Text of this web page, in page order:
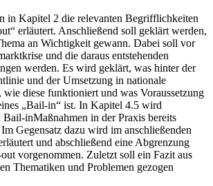
in Kapitel 2 die relevanten Begrifflichkeiten
erläutert. Anschließend soll geklärt werden,
an Wichtigkeit gewann. Dabei soll vor
und die daraus entstehenden
werden. Es wird geklärt, was hinter der
und der Umsetzung in nationale
wie diese funktioniert und was Voraussetzung
„Bail-in“ ist. In Kapitel 4.5 wird
inMaßnahmen in der Praxis bereits
Gegensatz dazu wird im anschließenden
und abschließend eine Abgrenzung
vorgenommen. Zuletzt soll ein Fazit aus
Thematiken und Problemen gezogen